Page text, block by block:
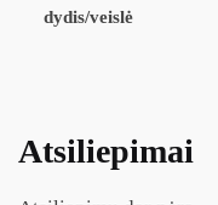
dydis/veislė
Atsiliepimai